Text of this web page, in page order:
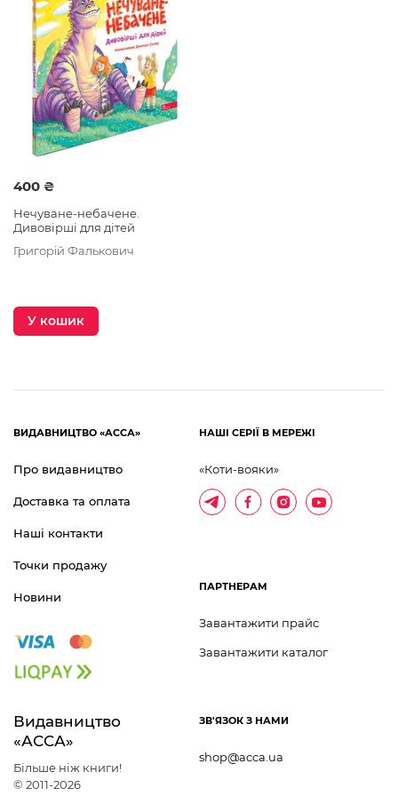
державних відзнак у галузі літератури.
Жартівник, лірик, мудрець, чиї дивовижні вірші
запам’ятовуються майже з першого прочитання!
400 ₴
Нечуване-небачене.
Дивовірші для дітей
Григорій Фалькович
У кошик
Видавництво
«АССА»
Більше ніж книги!
© 2011-2026
ЗВ'ЯЗОК З НАМИ
shop@acca.ua
ВИДАВНИЦТВО «АССА»
Про видавництво
Доставка та оплата
Наші контакти
Точки продажу
Новини
НАШІ СЕРІЇ В МЕРЕЖІ
«Коти-вояки»
ПАРТНЕРАМ
Завантажити прайс
Завантажити каталог